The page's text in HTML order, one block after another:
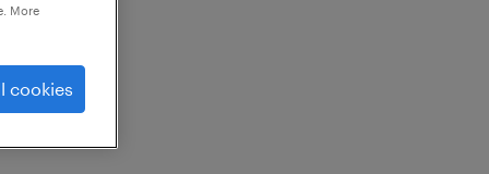
More
cookies